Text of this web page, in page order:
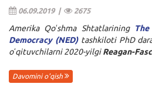
06.09.2019 | 2675
Amerika Qoʻshma Shtatlarining
Democracy (NED) tashkiloti PhD
oʻqituvchilarni 2020-yilgiReagan-
Davomini o'qish